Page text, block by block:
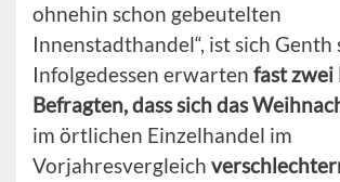
ohnehin schon gebeutelten
Innenstadthandel“, ist sich Genth
Infolgedessen erwarten fast
Befragten, dass sich das
im örtlichen Einzelhandel im
Vorjahresvergleich